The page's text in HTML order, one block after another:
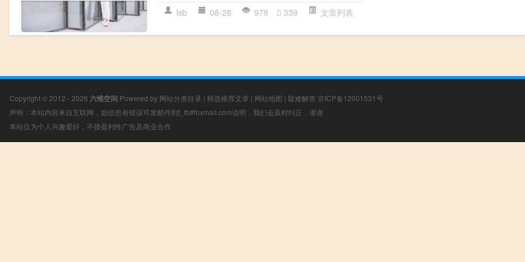
lsb 08-28 978 339 文章列表
Copyright © 2012 - 2026 六维空间 Powered by 网站分类目录 | 精选推荐文章 | 网站地图 | 疑难解答 京ICP备12001531号
声明：本站内容来自互联网，如信息有错误可发邮件到f_fb#foxmail.com说明，我们会及时纠正，谢谢
本站仅为个人兴趣爱好，不接盈利性广告及商业合作